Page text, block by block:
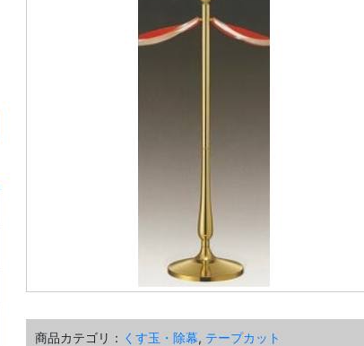
商品カテゴリ： くす玉・除幕, テープカット